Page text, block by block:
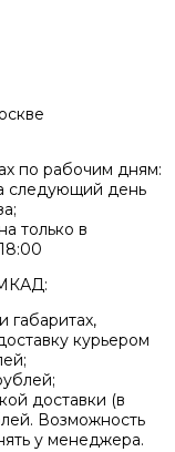
по рабочим дням:
следующий день
только в
габаритах,
курьером
доставки (в
Возможность
у менеджера.